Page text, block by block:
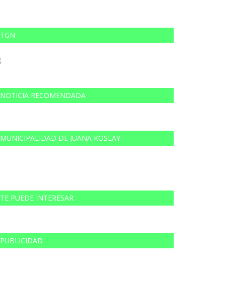
TGN
NOTICIA RECOMENDADA
MUNICIPALIDAD DE JUANA KOSLAY
TE PUEDE INTERESAR
PUBLICIDAD